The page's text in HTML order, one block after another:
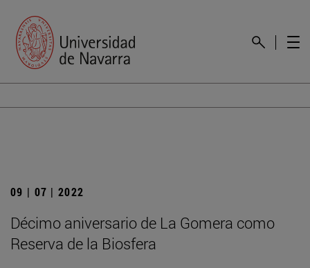
09 | 07 | 2022
Décimo aniversario de La Gomera como
Reserva de la Biosfera